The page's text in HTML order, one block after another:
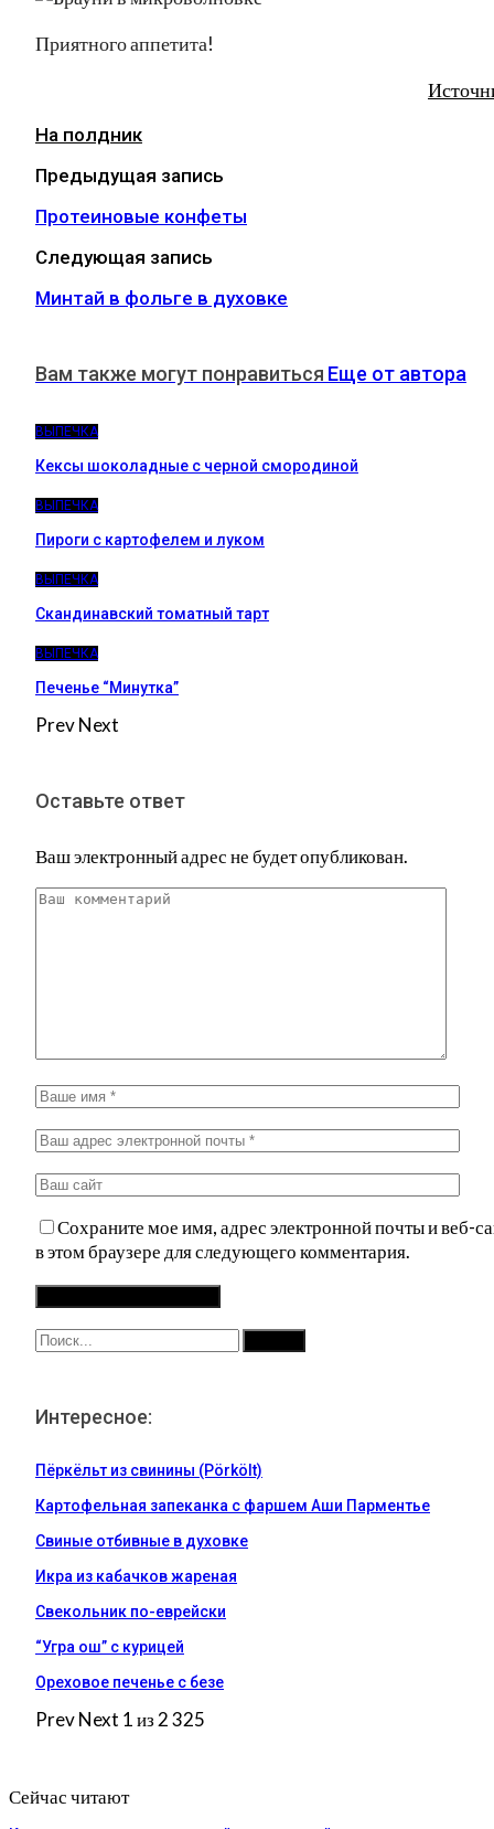
Приятного аппетита!
На полдник
Предыдущая запись
Протеиновые конфеты
Следующая запись
Минтай в фольге в духовке
Вам также могут понравиться Еще от автора
ВЫПЕЧКА
Кексы шоколадные с черной смородиной
ВЫПЕЧКА
Пироги c картофелем и луком
ВЫПЕЧКА
Скандинавский томатный тарт
ВЫПЕЧКА
Печенье “Минутка”
PrevNext
Оставьте ответ
Ваш электронный адрес не будет опубликован.
Сохраните мое имя, адрес электронной почты и веб-
в этом браузере для следующего комментария.
Интересное:
Пёркёльт из свинины (Pörkölt)
Картофельная запеканка с фаршем Аши Парментье
Свиные отбивные в духовке
Икра из кабачков жареная
Свекольник по-еврейски
“Угра ош” с курицей
Ореховое печенье с безе
PrevNext 1 из 2 325
Сейчас читают